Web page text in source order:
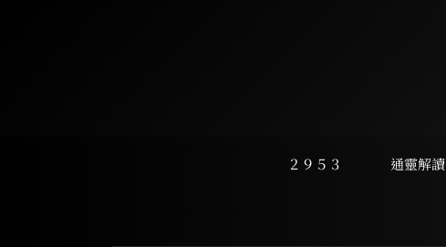
２９５３ 通靈解讀